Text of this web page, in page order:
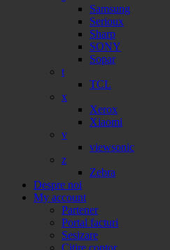
Samsung
Serioux
Sharp
SONY
Sopar
t
TCL
x
Xerox
Xiaomi
v
viewsonic
z
Zebra
Despre noi
My account
Partener
Portal facturi
Sesizare
Citire contor